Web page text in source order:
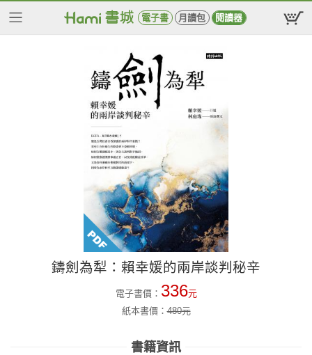
電子書 月讀包 閱讀器
鑄劍為犁：賴幸媛的兩岸談判秘辛
電子書價： 336元
紙本書價：480元
書籍資訊